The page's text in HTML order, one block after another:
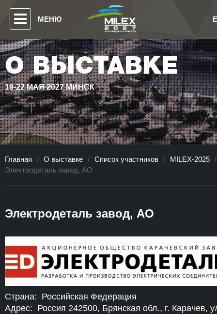
МЕНЮ
О ВЫСТАВКЕ
19-22 МАЯ 2027 МИНСК
Главная / О выставке / Список участников / MILEX-2025 /
Электродеталь завод, АО
Электродеталь завод, АО
Страна: Российская Федерация
Адрес: Россия 242500, Брянская обл., г. Карачев,